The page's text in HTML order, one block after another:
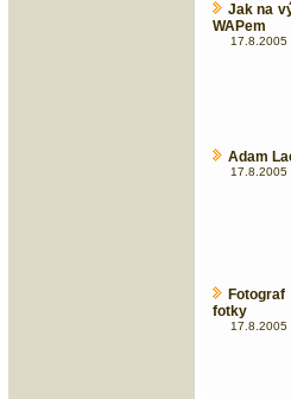
Jak na
WAPem
17.8.2005
Adam
17.8.2005
fotky
17.8.2005